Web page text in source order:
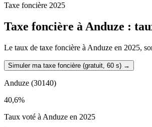
Taxe foncière 2025
Taxe foncière à Anduze :
Le taux de taxe foncière à Anduze en 2025,
Simuler ma taxe foncière (gratuit, 60 s) →
Anduze (30140)
40,6%
Taux voté à Anduze en 2025